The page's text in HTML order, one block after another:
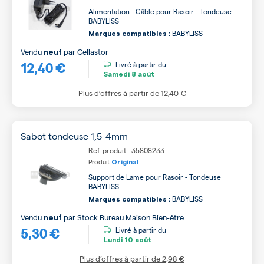
Alimentation - Câble pour Rasoir - Tondeuse
BABYLISS
Marques compatibles : BABYLISS
12,40 €
Vendu neuf parCellastor
Livré à partir du
Samedi 8 août
Plus d’offres à partir de12,40 €
Sabot tondeuse 1,5-4mm
Ref. produit : 35808233
Produit Original
Support de Lame pour Rasoir - Tondeuse
BABYLISS
Marques compatibles : BABYLISS
5,30 €
Vendu neuf parStock Bureau Maison Bien-être
Livré à partir du
Lundi 10 août
Plus d’offres à partir de2,98 €